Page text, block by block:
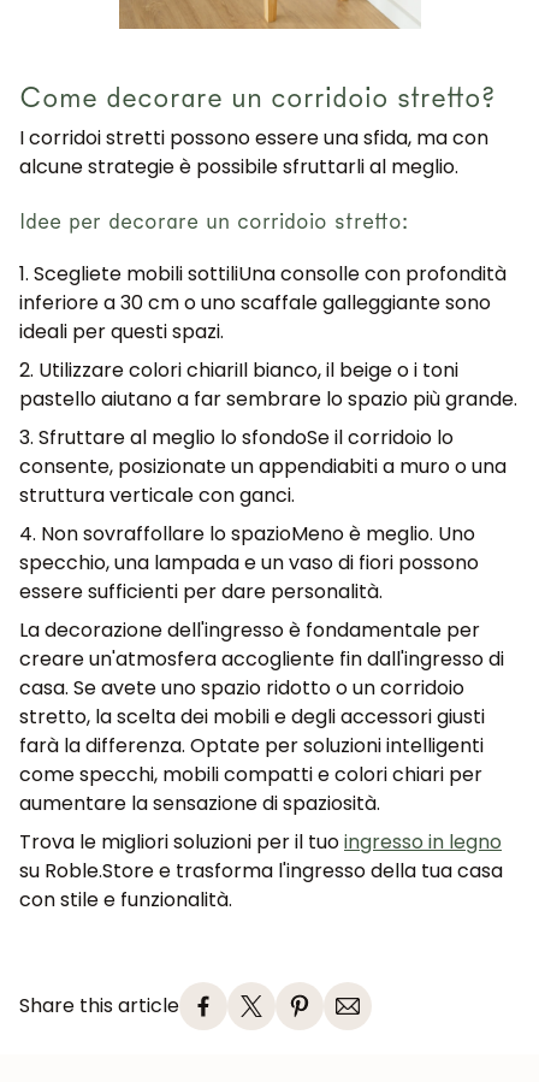
Come decorare un corridoio stretto?
Icorridoi stretti possono essere una sfida, ma con
alcune strategie è possibile sfruttarli al meglio.
Idee per decorare un corridoio stretto:
1. Scegliete mobili sottiliUna consolle con profondità
inferiore a 30 cm o uno scaffale galleggiante sono
ideali per questi spazi.
2. Utilizzare colori chiariIl bianco, il beige o i toni
pastello aiutano a far sembrare lo spazio più grande.
3. Sfruttare al meglio lo sfondoSe il corridoio lo
consente, posizionate un appendiabiti a muro o una
struttura verticale con ganci.
4. Non sovraffollare lo spazioMeno è meglio. Uno
specchio, una lampada e un vaso di fiori possono
essere sufficienti per dare personalità.
Ladecorazione dell'ingressoè fondamentale per
creare un'atmosfera accogliente fin dall'ingresso di
casa. Se avete uno spazio ridotto o un corridoio
stretto, la scelta dei mobili e degli accessori giusti
farà la differenza. Optate per soluzioni intelligenti
come specchi, mobili compatti e colori chiari per
aumentare la sensazione di spaziosità.
Trova le migliori soluzioni per il tuoingresso in legno
su Roble.Storee trasforma l'ingresso della tua casa
con stile e funzionalità.
Share this article